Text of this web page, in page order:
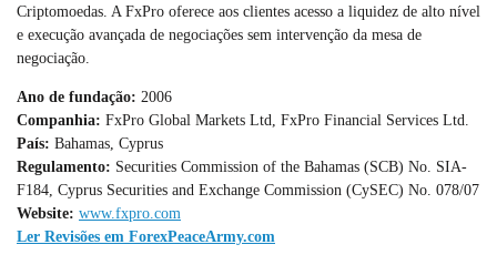
Criptomoedas. A FxPro oferece aos clientes acesso a liquidez de alto nível
e execução avançada de negociações sem intervenção da mesa de
negociação.
Ano de fundação: 2006
Companhia: FxPro Global Markets Ltd, FxPro Financial Services Ltd.
País: Bahamas, Cyprus
Regulamento: Securities Commission of the Bahamas (SCB) No. SIA-
F184, Cyprus Securities and Exchange Commission (CySEC) No. 078/07
Website: www.fxpro.com
Ler Revisões em ForexPeaceArmy.com